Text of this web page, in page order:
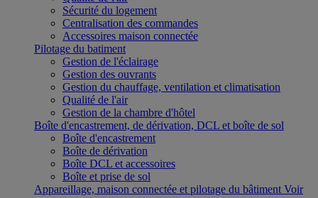
Sécurité du logement
Centralisation des commandes
Accessoires maison connectée
Pilotage du batiment
Gestion de l'éclairage
Gestion des ouvrants
Gestion du chauffage, ventilation et climatisation
Qualité de l'air
Gestion de la chambre d'hôtel
Boîte d'encastrement, de dérivation, DCL et boîte de sol
Boîte d'encastrement
Boîte de dérivation
Boîte DCL et accessoires
Boîte et prise de sol
Appareillage, maison connectée et pilotage du bâtiment Voir